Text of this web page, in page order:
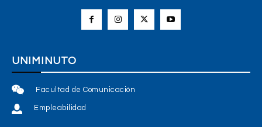
UNIMINUTO
Facultad de Comunicación
Empleabilidad